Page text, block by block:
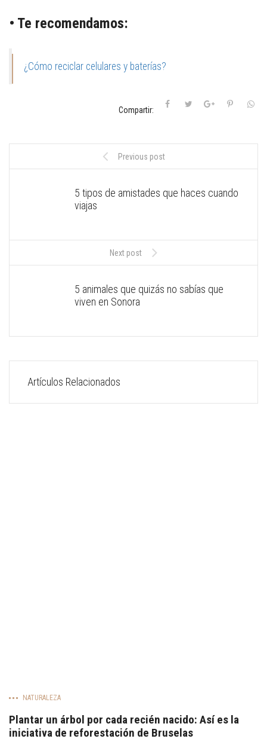
• Te recomendamos:
¿Cómo reciclar celulares y baterías?
Compartir:
Previous post
5 tipos de amistades que haces cuando
viajas
Next post
5 animales que quizás no sabías que
viven en Sonora
Artículos Relacionados
NATURALEZA
Plantar un árbol por cada recién nacido: Así es la
iniciativa de reforestación de Bruselas